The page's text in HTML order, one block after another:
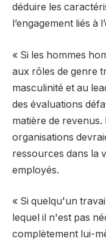
déduire les
l’engagement liés à
« Si les hommes
aux rôles de genre
masculinité et au
des évaluations
matière de
organisations
ressources dans la
employés.
« Si quelqu'un
lequel il n'est pas
complètement lui-